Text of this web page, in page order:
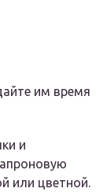
им время
и
или цветной.